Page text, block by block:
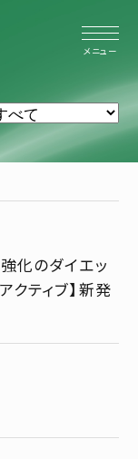
化のダイエッ
クティブ】新発